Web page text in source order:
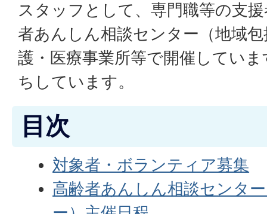
スタッフとして、専門職等の支
者あんしん相談センター（地域
護・医療事業所等で開催してい
ちしています。
目次
対象者・ボランティア募集
高齢者あんしん相談センタ